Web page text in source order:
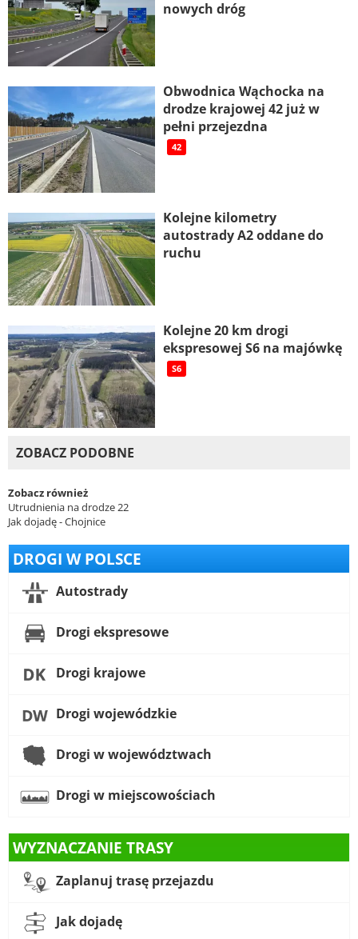
nowych dróg
Obwodnica Wąchocka na
drodze krajowej 42 już w
pełni przejezdna
42
Kolejne kilometry
autostrady A2 oddane do
ruchu
Kolejne 20 km drogi
ekspresowej S6 na majówkę
S6
ZOBACZ PODOBNE
Zobacz również
Utrudnienia na drodze 22
Jak dojadę - Chojnice
DROGI W POLSCE
Autostrady
Drogi ekspresowe
Drogi krajowe
Drogi wojewódzkie
Drogi w województwach
Drogi w miejscowościach
WYZNACZANIE TRASY
Zaplanuj trasę przejazdu
Jak dojadę